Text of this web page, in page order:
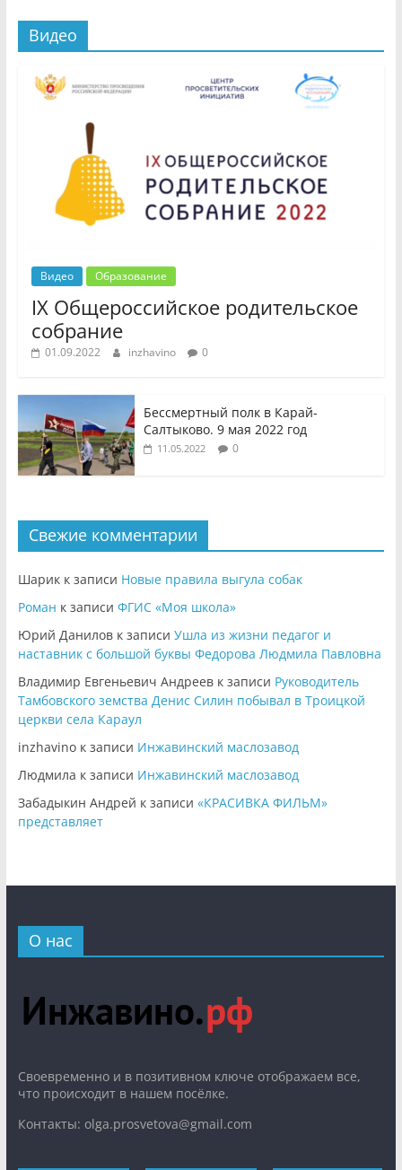
Видео
Видео Образование
IX Общероссийское родительское
собрание
01.09.2022 inzhavino 0
Бессмертный полк в Карай-
Салтыково. 9 мая 2022 год
11.05.2022 0
Свежие комментарии
Шарикк записи Новые правила выгула собак
Роман к записи ФГИС «Моя школа»
Юрий Даниловк записи Ушла из жизни педагог и
наставник с большой буквы Федорова Людмила Павловна
Владимир Евгеньевич Андреевк записи Руководитель
Тамбовского земства Денис Силин побывал в Троицкой
церкви села Караул
inzhavinoк записи Инжавинский маслозавод
Людмила к записи Инжавинский маслозавод
Забадыкин Андрей к записи «КРАСИВКА ФИЛЬМ»
представляет
О нас
Cвоевременно и в позитивном ключе отображаем все,
что происходит в нашем посёлке.
Контакты: olga.prosvetova@gmail.com